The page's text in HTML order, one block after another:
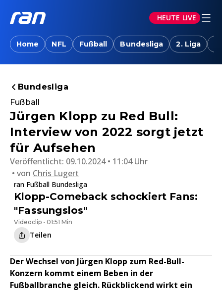
HEUTE LIVE
Home NFL Fußball Bundesliga 2. Liga
Bundesliga
Fußball
Jürgen Klopp zu Red Bull:
Interview von 2022 sorgt jetzt
für Aufsehen
Veröffentlicht: 09.10.2024 • 11:04 Uhr
von Chris Lugert
ran Fußball Bundesliga
Klopp-Comeback schockiert Fans:
"Fassungslos"
Videoclip • 01:51 Min
Teilen
Der Wechsel von Jürgen Klopp zum Red-Bull-
Konzern kommt einem Beben in der
Fußballbranche gleich. Rückblickend wirkt ein